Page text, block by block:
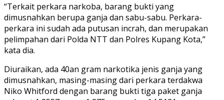
“Terkait perkara narkoba, barang bukti yang
dimusnahkan berupa ganja dan sabu-sabu. Perkara-
perkara ini sudah ada putusan incrah, dan merupakan
pelimpahan dari Polda NTT dan Polres Kupang Kota,”
kata dia.
Diuraikan, ada 40an gram narkotika jenis ganja yang
dimusnahkan, masing-masing dari perkara terdakwa
Niko Whitford dengan barang bukti tiga paket ganja